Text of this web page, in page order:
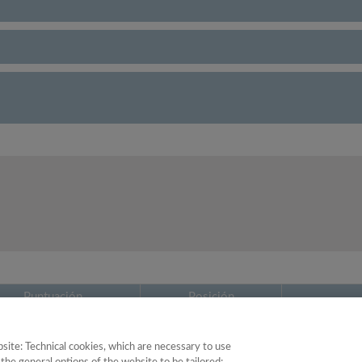
Puntuación Posición
33.04 52
Technical cookies, which are necessary to use